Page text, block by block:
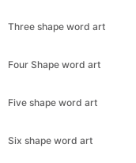
Three shape word art
Four Shape word art
Five shape word art
Six shape word art